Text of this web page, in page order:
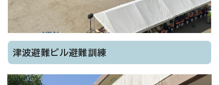
津波避難ビル避難訓練